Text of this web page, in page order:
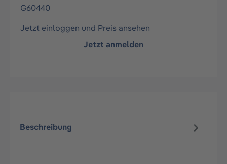
G60440
Jetzt einloggen und Preis ansehen
Jetzt anmelden
Beschreibung